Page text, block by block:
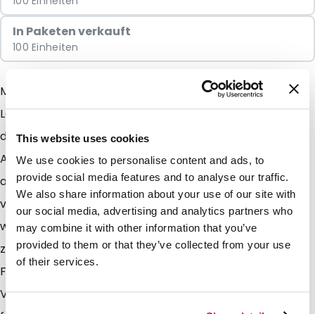
This website uses cookies
We use cookies to personalise content and ads, to
provide social media features and to analyse our traffic.
We also share information about your use of our site with
our social media, advertising and analytics partners who
may combine it with other information that you’ve
provided to them or that they’ve collected from your use
of their services.
In Paketen verkauft
100 Einheiten
Mit dem PolyMed Versandetui haben Sie die ideale
Lösung für den Versand biologischer Stoffe vor allem
dann wenn der Versand häufig zwischen 2 festen
Adressen erfolgt. Die PolyMed Versandtaschen sind
aus strapazierfähigem Vinyl hergestellt und zur
vielfachen Verwendung gedacht. Durch Ihr
wiederverschliessbares Profil mit Zipper sind sie leicht
zu öffnen und zu schliessen. In dem transparentem
Fenster ist Platz für eine zweiseitig bedruckbare
Visitenkarte, so dass ein ständiges Tippen von zwei